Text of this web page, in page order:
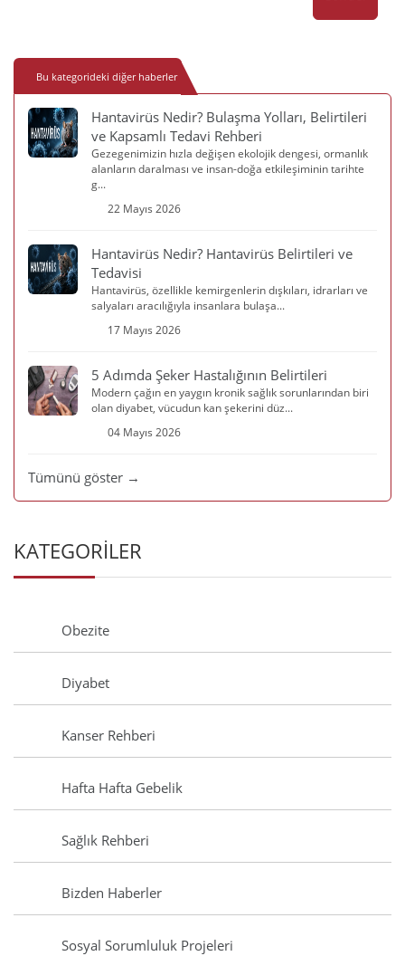
Bu kategorideki diğer haberler
Hantavirüs Nedir? Bulaşma Yolları, Belirtileri
ve Kapsamlı Tedavi Rehberi
Gezegenimizin hızla değişen ekolojik dengesi, ormanlık
alanların daralması ve insan-doğa etkileşiminin tarihte
g...
22 Mayıs 2026
Hantavirüs Nedir? Hantavirüs Belirtileri ve
Tedavisi
Hantavirüs, özellikle kemirgenlerin dışkıları, idrarları ve
salyaları aracılığıyla insanlara bulaşa...
17 Mayıs 2026
5 Adımda Şeker Hastalığının Belirtileri
Modern çağın en yaygın kronik sağlık sorunlarından biri
olan diyabet, vücudun kan şekerini düz...
04 Mayıs 2026
Tümünü göster →
KATEGORİLER
Obezite
Diyabet
Kanser Rehberi
Hafta Hafta Gebelik
Sağlık Rehberi
Bizden Haberler
Sosyal Sorumluluk Projeleri